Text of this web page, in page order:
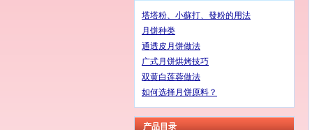
塔塔粉、小蘇打、發粉的用法
月饼种类
通透皮月饼做法
广式月饼烘烤技巧
双黄白莲蓉做法
如何选择月饼原料？
产品目录